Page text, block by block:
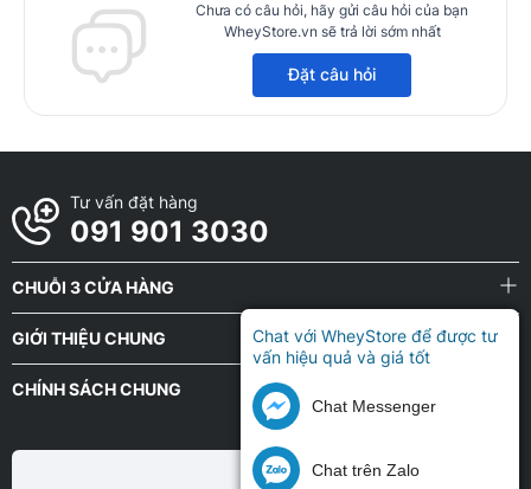
Chưa có câu hỏi, hãy gửi câu hỏi của bạn
WheyStore.vn sẽ trả lời sớm nhất
Đặt câu hỏi
Tư vấn đặt hàng
091 901 3030
CHUỖI 3 CỬA HÀNG
GIỚI THIỆU CHUNG
CHÍNH SÁCH CHUNG
Chat với WheyStore để được tư
vấn hiệu quả và giá tốt
Chat Messenger
Chat trên Zalo